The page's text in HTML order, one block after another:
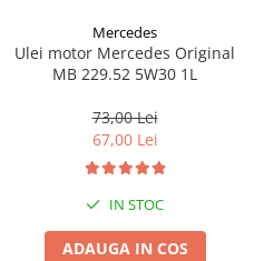
Curatare moto
Covor moto
Genti bagaje moto
Suporti si placi prindere
Mercedes
Ulei motor Mercedes Original
MB 229.52 5W30 1L
73,00 Lei
67,00 Lei
IN STOC
ADAUGA IN COS